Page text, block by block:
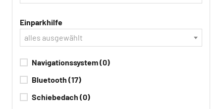
Einparkhilfe
alles ausgewählt
Navigationssystem(0)
Bluetooth (17)
Schiebedach (0)